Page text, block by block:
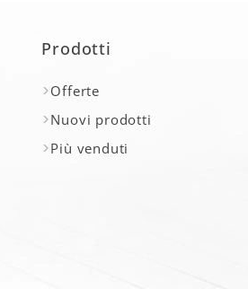
Prodotti
Offerte
Nuovi prodotti
Più venduti